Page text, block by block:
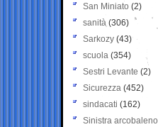
San Miniato (2)
sanità (306)
Sarkozy (43)
scuola (354)
Sestri Levante (2)
Sicurezza (452)
sindacati (162)
Sinistra arcobaleno